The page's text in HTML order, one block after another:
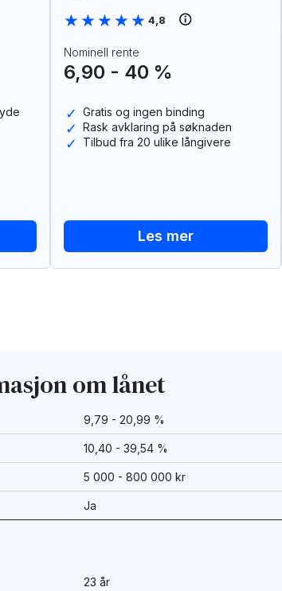
★★★★★
★★★★★ 4,8
Nominell rente
6,90 - 40 %
Gratis og ingen binding
Rask avklaring på søknaden
Tilbud fra 20 ulike långivere
Les mer
om lånet
9,79 - 20,99 %
10,40 - 39,54 %
5 000 - 800 000 kr
Ja
23 år